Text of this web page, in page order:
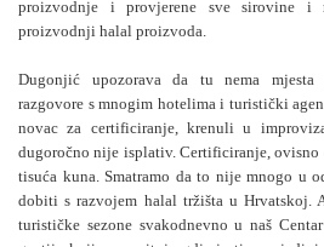
proizvodnje i provjerene sve sirovine
proizvodnji halal proizvoda.
Dugonjić upozorava da tu nema mjesta
razgovore s mnogim hotelima i turistički
novac za certificiranje, krenuli u
dugoročno nije isplativ. Certificiranje, ovisno
tisuća kuna. Smatramo da to nije mnogo u
dobiti s razvojem halal tržišta u Hrvatskoj.
turističke sezone svakodnevno u naš